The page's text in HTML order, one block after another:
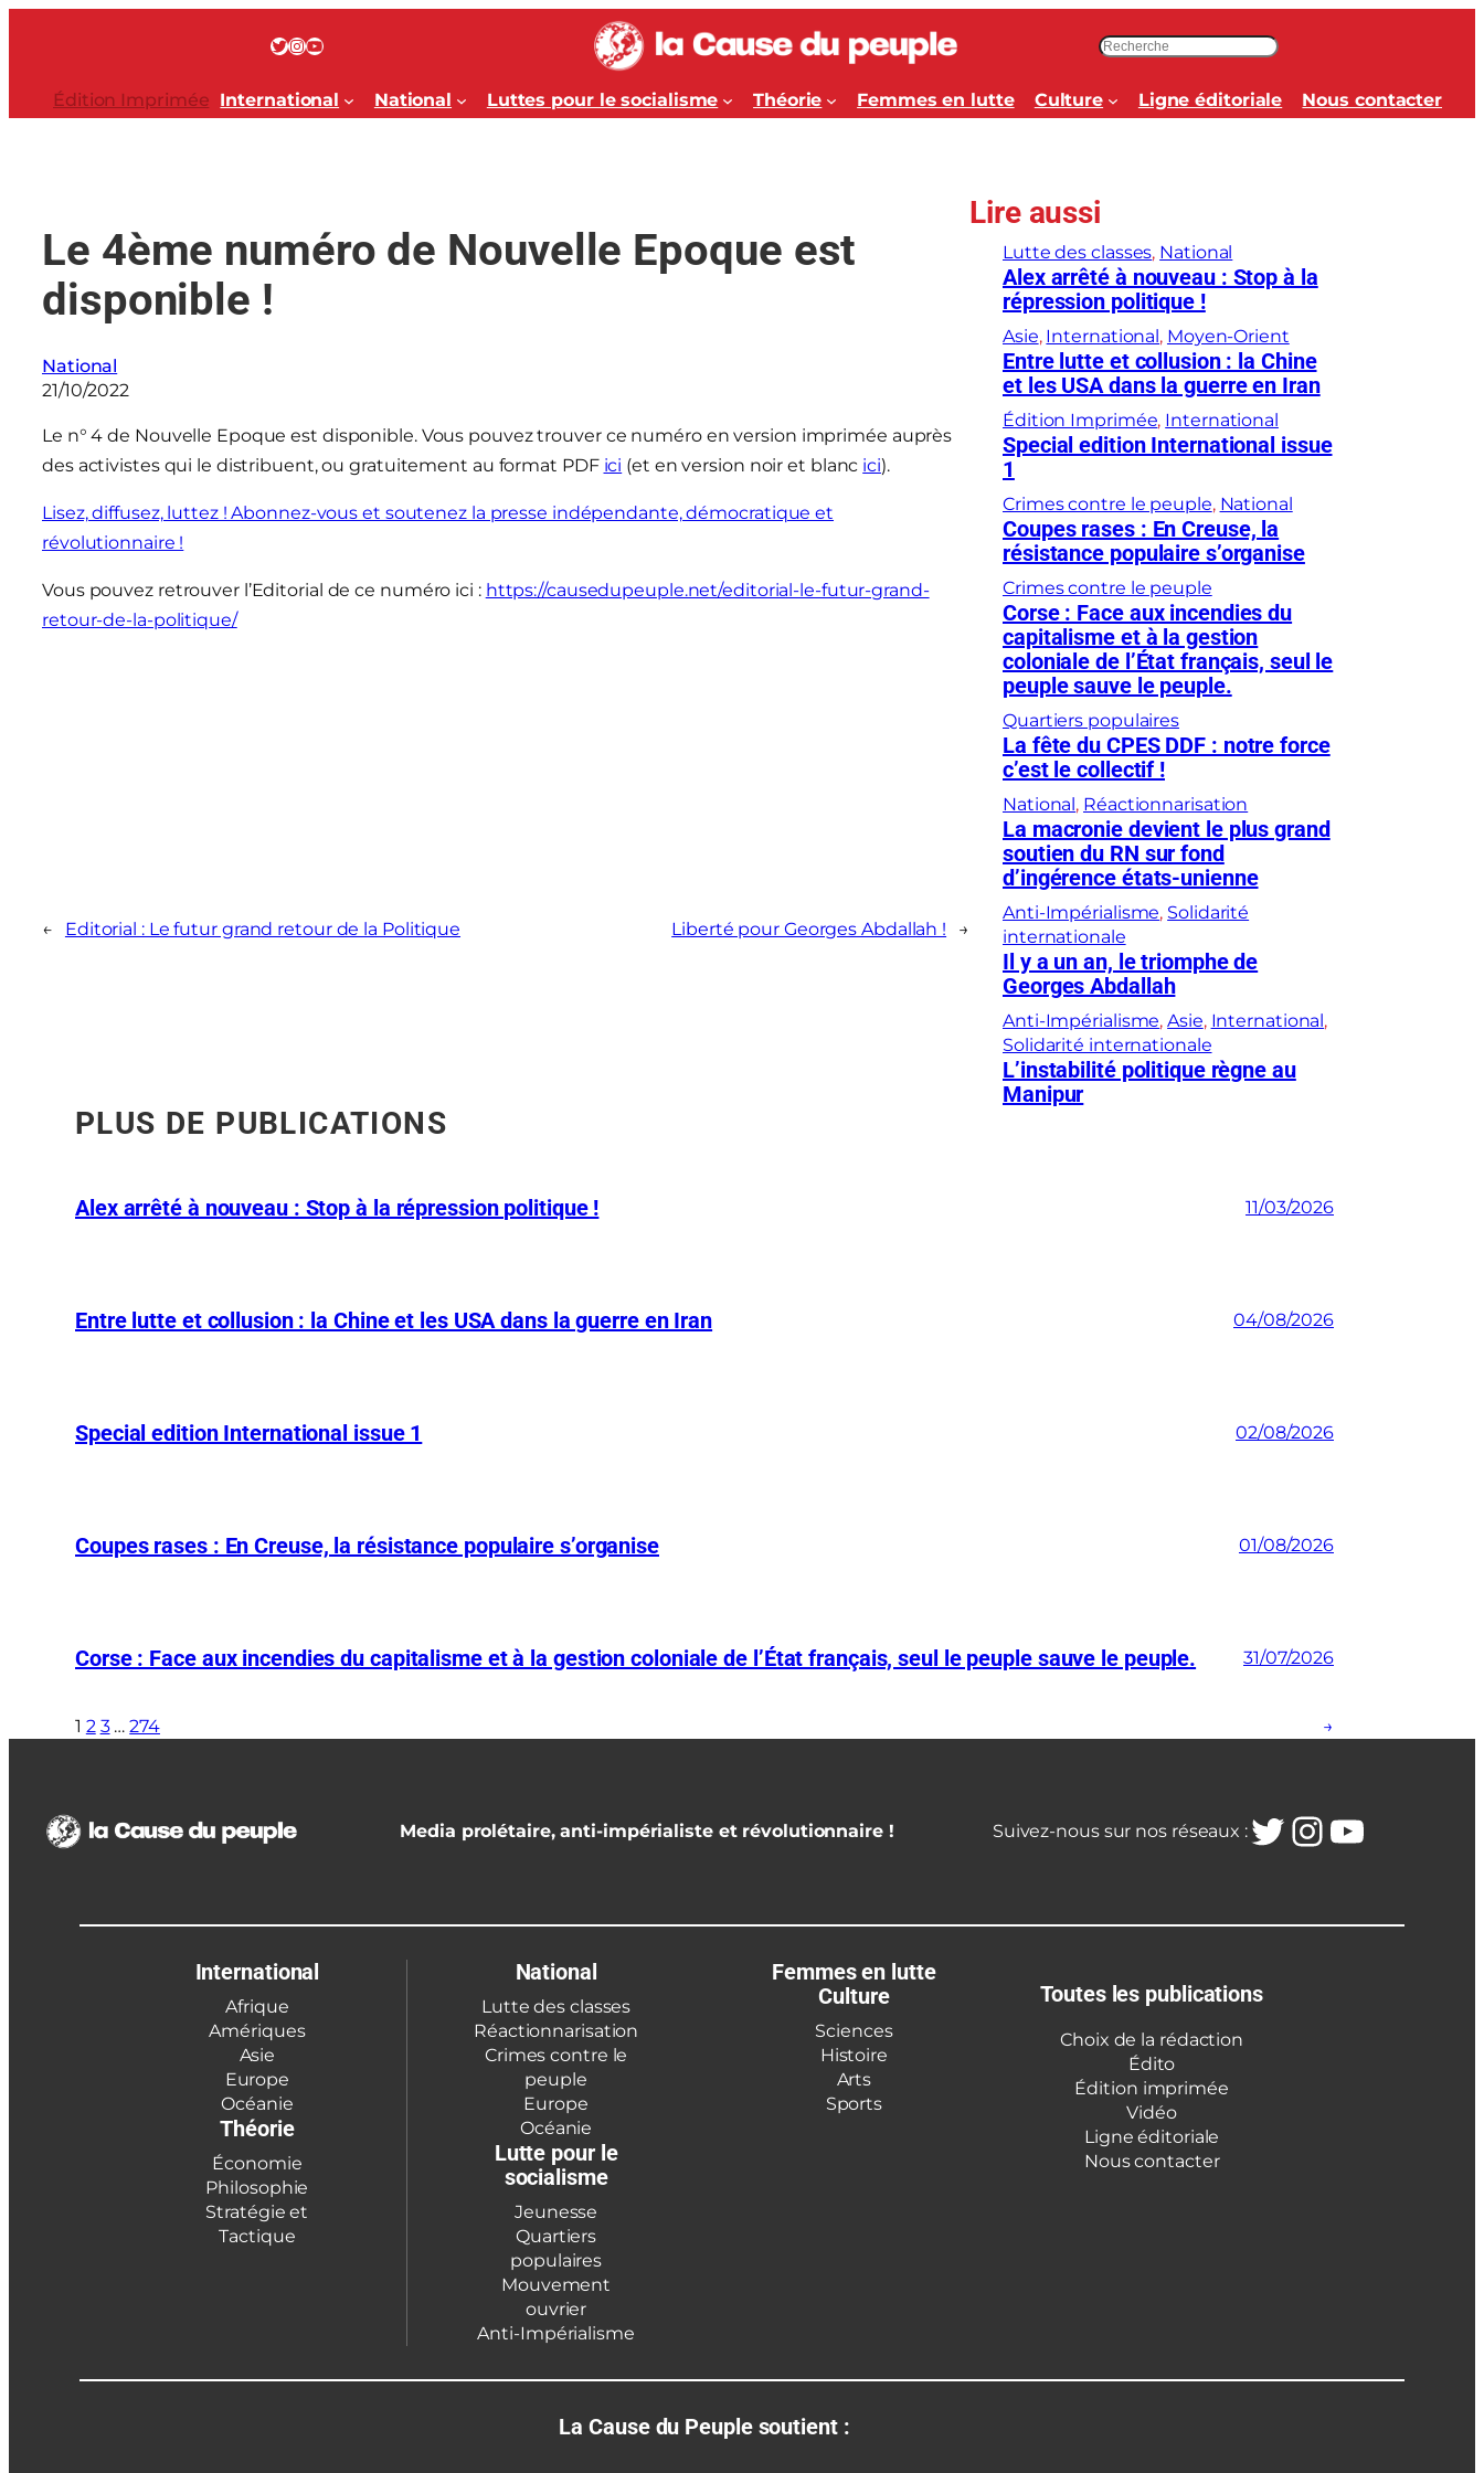
Twitter InstagramYouTube
c
h
h
r
Édition Imprimée International National Luttes pour le socialisme Théorie Femmes en lutte Culture Ligne éditoriale Nous contacter
Le 4ème numéro de Nouvelle Epoque est
disponible !
National
21/10/2022
Le n° 4 de Nouvelle Epoque est disponible. Vous pouvez trouver ce numéro en version imprimée auprès
des activistes qui le distribuent, ou gratuitement au format PDF ici (et en version noir et blanc ici).
Lisez, diffusez, luttez ! Abonnez-vous et soutenez la presse indépendante, démocratique et
révolutionnaire !
Vous pouvez retrouver l’Editorial de ce numéro ici : https://causedupeuple.net/editorial-le-futur-grand-
retour-de-la-politique/
← Editorial : Le futur grand retour de la Politique Liberté pour Georges Abdallah ! →
Lire aussi
Lutte des classes, National
Alex arrêté à nouveau : Stop à la
répression politique !
Asie, International, Moyen-Orient
Entre lutte et collusion : la Chine
et les USA dans la guerre en Iran
Édition Imprimée, International
Special edition International issue
1
Crimes contre le peuple, National
Coupes rases : En Creuse, la
résistance populaire s’organise
Crimes contre le peuple
Corse : Face aux incendies du
capitalisme et à la gestion
coloniale de l’État français, seul le
peuple sauve le peuple.
Quartiers populaires
La fête du CPES DDF : notre force
c’est le collectif !
National, Réactionnarisation
La macronie devient le plus grand
soutien du RN sur fond
d’ingérence états-unienne
Anti-Impérialisme, Solidarité
internationale
Il y a un an, le triomphe de
Georges Abdallah
Anti-Impérialisme, Asie, International
Solidarité internationale
L’instabilité politique règne au
Manipur
PLUS DE PUBLICATIONS
Alex arrêté à nouveau : Stop à la répression politique ! 11/03/2026
Entre lutte et collusion : la Chine et les USA dans la guerre en Iran 04/08/2026
Special edition International issue 1 02/08/2026
Coupes rases : En Creuse, la résistance populaire s’organise 01/08/2026
Corse : Face aux incendies du capitalisme et à la gestion coloniale de l’État français, seul le peuple sauve le peuple. 31/07/2026
1 2 3 … 274 →
Media prolétaire, anti-impérialiste et révolutionnaire ! Suivez-nous sur nos réseaux :Twitter
International
Afrique
Amériques
Asie
Europe
Océanie
Théorie
Économie
Philosophie
Stratégie et
Tactique
National
Lutte des classes
Réactionnarisation
Crimes contre le
peuple
Europe
Océanie
Lutte pour le
socialisme
Jeunesse
Quartiers
populaires
Mouvement
ouvrier
Anti-Impérialisme
Femmes en lutte
Culture
Sciences
Histoire
Arts
Sports
Toutes les publications
Choix de la rédaction
Édito
Édition imprimée
Vidéo
Ligne éditoriale
Nous contacter
La Cause du Peuple soutient :